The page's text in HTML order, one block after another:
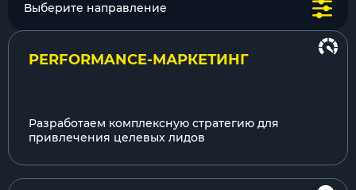
Выберите направление
PERFORMANCE-МАРКЕТИНГ
Разработаем комплексную стратегию для
привлечения целевых лидов